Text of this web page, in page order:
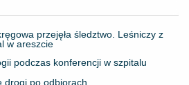
przejęła śledztwo. Leśniczy z
w areszcie
podczas konferencji w szpitalu
drogi po odbiorach